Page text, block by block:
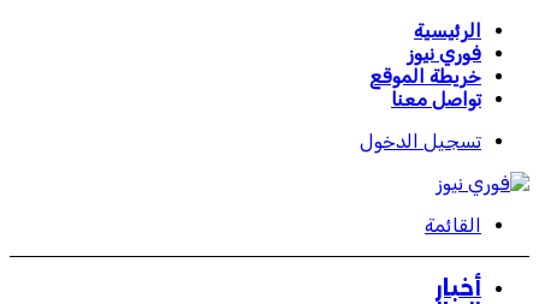
الرئيسية
فوري نيوز
خريطة الموقع
تواصل معنا
تسجيل الدخول
القائمة
أخبار